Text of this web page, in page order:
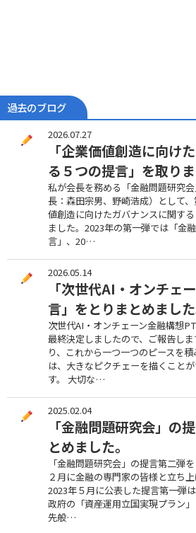
過去のブログ
2026.07.27
「企業価値創造に向け
る５つの提言」を取りま
私が会長を務める「金融問題研究
長：森田宗男、野崎浩成）として
値創造に向けたガバナンスに関す
ました。2023年の第一弾では「金
言」、20…
2026.05.14
「次世代AI・オンチェ
言」をとりまとめました
次世代AI・オンチェーン金融構想
最終決定しましたので、ご報告し
り、これから一つ一つのピースを
は、大きなピクチェーを描くこと
す。 大切な…
2025.02.04
「金融問題研究会」の
とめました。
「金融問題研究会」の提言第二弾
２月に金融の専門家の皆様と立ち
2023年５月に公表した提言第一弾
政府の「資産運用立国実現プラン」
先般…